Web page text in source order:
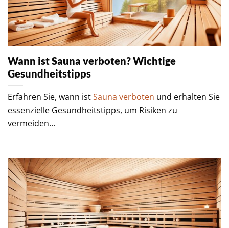
Wann ist Sauna verboten? Wichtige
Gesundheitstipps
Erfahren Sie, wann istSauna verboten und erhalten Sie
essenzielle Gesundheitstipps, um Risiken zu
vermeiden...